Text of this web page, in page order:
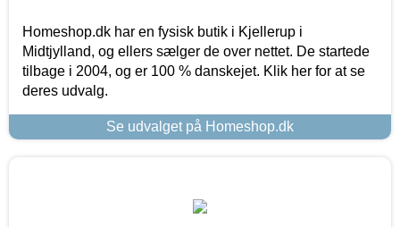
Homeshop.dk har en fysisk butik i Kjellerup i
Midtjylland, og ellers sælger de over nettet. De startede
tilbage i 2004, og er 100 % danskejet. Klik her for at se
deres udvalg.
Se udvalget på Homeshop.dk